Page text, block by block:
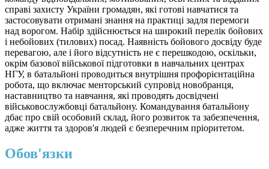
справі захисту України громадян, які готові навчатися та
застосовувати отримані знання на практиці задля перемоги
над ворогом. Набір здійснюється на широкий перелік бойових
і небойових (тилових) посад. Наявність бойового досвіду буде
перевагою, але і його відсутність не є перешкодою, оскільки,
окрім базової військової підготовки в навчальних центрах
НГУ, в батальйоні проводиться внутрішня профорієнтаційна
робота, що включає менторський супровід новобранця,
наставництво та навчання, які проводять досвідчені
військовослужбовці батальйону. Командування батальйону
дбає про свій особовий склад, його розвиток та забезпечення,
адже життя та здоров'я людей є безперечним пріоритетом.
Обов'язки